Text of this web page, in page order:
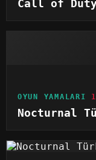
Call of Duty
OYUN YAMALARI
Nocturnal